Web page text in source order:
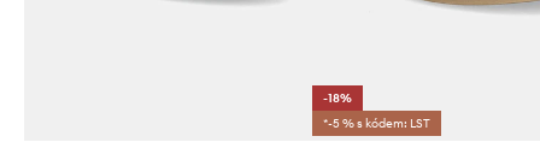
-18%
*-5 % s kódem: LST